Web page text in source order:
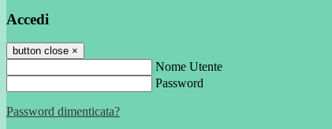
Accedi
button close ×
Nome Utente
Password
Password dimenticata?